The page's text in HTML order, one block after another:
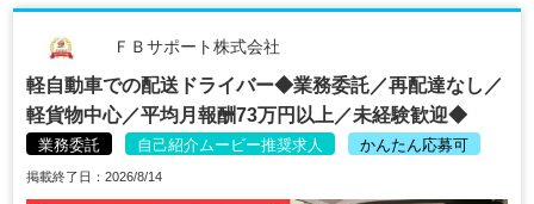
ＦＢサポート株式会社
軽自動車での配送ドライバー◆業務委託／再配達なし／
軽貨物中心／平均月報酬73万円以上／未経験歓迎◆
業務委託 自己紹介ムービー推奨求人 かんたん応募可
掲載終了日：2026/8/14